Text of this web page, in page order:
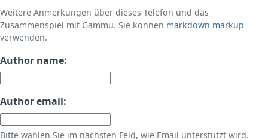
Weitere Anmerkungen über dieses Telefon und das
Zusammenspiel mit Gammu. Sie können markdown markup
verwenden.
Author name:
Author email:
Bitte wählen Sie im nächsten Feld, wie Email unterstützt wird.